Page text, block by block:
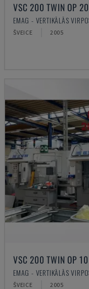
VSC 200 TWIN OP 20
EMAG - VERTIKĀLĀS
ŠVEICE 2005
VSC 200 TWIN OP 10
EMAG - VERTIKĀLĀS
ŠVEICE 2005